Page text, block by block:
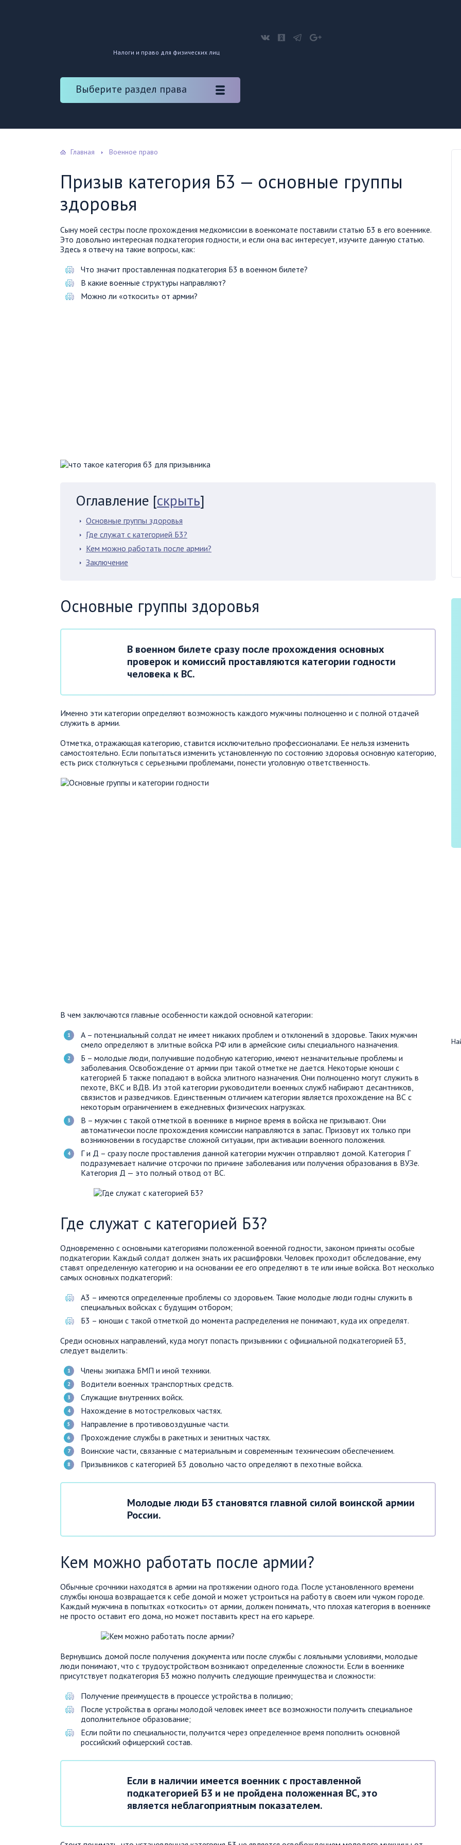
Налоги и право для физических лиц
Выберите раздел права
Главная Военное право
Призыв категория Б3 — основные группы
здоровья
Сыну моей сестры после прохождения медкомиссии в военкомате поставили статью Б3 в его военнике.
Это довольно интересная подкатегория годности, и если она вас интересует, изучите данную статью.
Здесь я отвечу на такие вопросы, как:
Что значит проставленная подкатегория Б3 в военном билете?
В какие военные структуры направляют?
Можно ли «откосить» от армии?
Оглавление [скрыть]
Основные группы здоровья
Где служат с категорией Б3?
Кем можно работать после армии?
Заключение
Основные группы здоровья
В военном билете сразу после прохождения основных
проверок и комиссий проставляются категории годности
человека к ВС.
Именно эти категории определяют возможность каждого мужчины полноценно и с полной отдачей
служить в армии.
Отметка, отражающая категорию, ставится исключительно профессионалами. Ее нельзя изменить
самостоятельно. Если попытаться изменить установленную по состоянию здоровья основную категорию,
есть риск столкнуться с серьезными проблемами, понести уголовную ответственность.
В чем заключаются главные особенности каждой основной категории:
А – потенциальный солдат не имеет никаких проблем и отклонений в здоровье. Таких мужчин
смело определяют в элитные войска РФ или в армейские силы специального назначения.
Б – молодые люди, получившие подобную категорию, имеют незначительные проблемы и
заболевания. Освобождение от армии при такой отметке не дается. Некоторые юноши с
категорией Б также попадают в войска элитного назначения. Они полноценно могут служить в
пехоте, ВКС и ВДВ. Из этой категории руководители военных служб набирают десантников,
связистов и разведчиков. Единственным отличием категории является прохождение на ВС с
некоторым ограничением в ежедневных физических нагрузках.
В – мужчин с такой отметкой в военнике в мирное время в войска не призывают. Они
автоматически после прохождения комиссии направляются в запас. Призовут их только при
возникновении в государстве сложной ситуации, при активации военного положения.
Г и Д – сразу после проставления данной категории мужчин отправляют домой. Категория Г
подразумевает наличие отсрочки по причине заболевания или получения образования в ВУЗе.
Категория Д — это полный отвод от ВС.
Где служат с категорией Б3?
Одновременно с основными категориями положенной военной годности, законом приняты особые
подкатегории. Каждый солдат должен знать их расшифровки. Человек проходит обследование, ему
ставят определенную категорию и на основании ее его определяют в те или иные войска. Вот несколько
самых основных подкатегорий:
А3 – имеются определенные проблемы со здоровьем. Такие молодые люди годны служить в
специальных войсках с будущим отбором;
Б3 – юноши с такой отметкой до момента распределения не понимают, куда их определят.
Среди основных направлений, куда могут попасть призывники с официальной подкатегорией Б3,
следует выделить:
Члены экипажа БМП и иной техники.
Водители военных транспортных средств.
Служащие внутренних войск.
Нахождение в мотострелковых частях.
Направление в противовоздушные части.
Прохождение службы в ракетных и зенитных частях.
Воинские части, связанные с материальным и современным техническим обеспечением.
Призывников с категорией Б3 довольно часто определяют в пехотные войска.
Молодые люди Б3 становятся главной силой воинской армии
России.
Кем можно работать после армии?
Обычные срочники находятся в армии на протяжении одного года. После установленного времени
службы юноша возвращается к себе домой и может устроиться на работу в своем или чужом городе.
Каждый мужчина в попытках «откосить» от армии, должен понимать, что плохая категория в военнике
не просто оставит его дома, но может поставить крест на его карьере.
Вернувшись домой после получения документа или после службы с лояльными условиями, молодые
люди понимают, что с трудоустройством возникают определенные сложности. Если в военнике
присутствует подкатегория Б3 можно получить следующие преимущества и сложности:
Получение преимуществ в процессе устройства в полицию;
После устройства в органы молодой человек имеет все возможности получить специальное
дополнительное образование;
Если пойти по специальности, получится через определенное время пополнить основной
российский офицерский состав.
Если в наличии имеется военник с проставленной
подкатегорией Б3 и не пройдена положенная ВС, это
является неблагоприятным показателем.